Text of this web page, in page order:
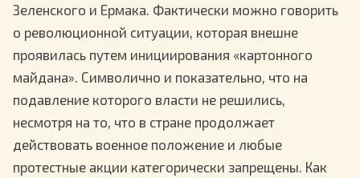
Зеленского и Ермака. Фактически можно говорить
о революционной ситуации, которая внешне
проявилась путем инициирования «картонного
майдана». Символично и показательно, что на
подавление которого власти не решились,
несмотря на то, что в стране продолжает
действовать военное положение и любые
протестные акции категорически запрещены. Как